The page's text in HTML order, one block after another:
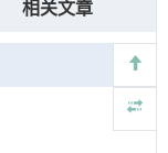
相关文章